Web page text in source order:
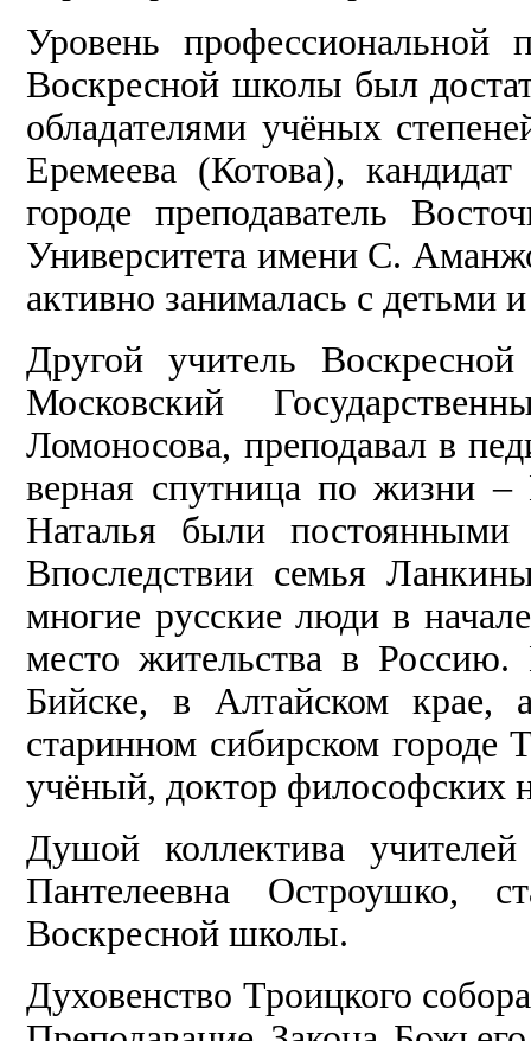
Уровень профессиональной
Воскресной школы был
обладателями учёных
Еремеева (Котова),
городе преподаватель
Университета имени С.
активно занималась с детьми
Другой учитель
Московский
Ломоносова, преподавал в
верная спутница по жизни
Наталья были постоянными
Впоследствии семья
многие русские люди в
место жительства в
Бийске, в Алтайском крае,
старинном сибирском
учёный, доктор философских
Душой коллектива
Пантелеевна Остроушко,
Воскресной школы.
Духовенство Троицкого